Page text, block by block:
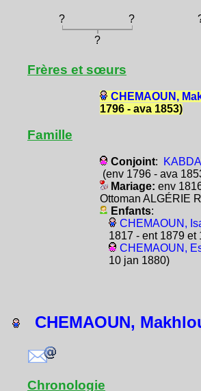
? ?
?
Frères et sœurs
CHEMAOUN,
1796 - ava 1853)
Famille
Conjoint:
(env 1796 - ava
Mariage: env
Ottoman ALGÉRIE
Enfants:
CHEMAOUN,
1817 - ent 1879 et
CHEMAOUN,
10 jan 1880)
CHEMAOUN,
Chronologie